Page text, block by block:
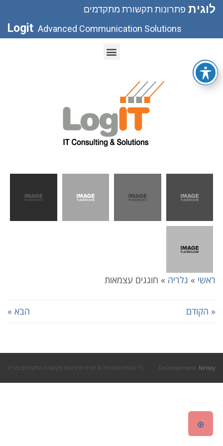
פתרונות תקשורת מתקדמים לוגית
Logit Advanced Communication Solutions
ראשי » גלריה » חוגגים עצמאות
« הקודם הבא »
Development: Nintay כל הזכוית שמורות © לוגית פתרונות תקשורת מתקדמים בע"מ
גלילה